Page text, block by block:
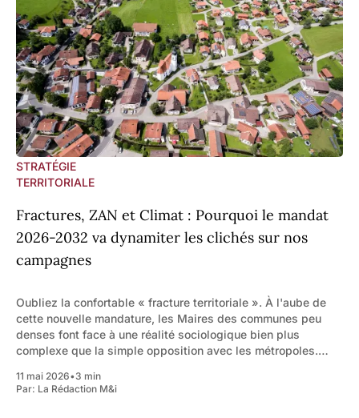
STRATÉGIE
TERRITORIALE
Fractures, ZAN et Climat : Pourquoi le mandat
2026-2032 va dynamiter les clichés sur nos
campagnes
Oubliez la confortable « fracture territoriale ». À l'aube de
cette nouvelle mandature, les Maires des communes peu
denses font face à une réalité sociologique bien plus
complexe que la simple opposition avec les métropoles.
espaces aux trajectoires
11 mai 2026•3 min
Par: La Rédaction M&i